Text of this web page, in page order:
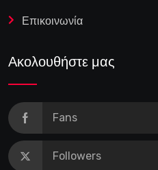
Επικοινωνία
Ακολουθήστε μας
Fans
Followers